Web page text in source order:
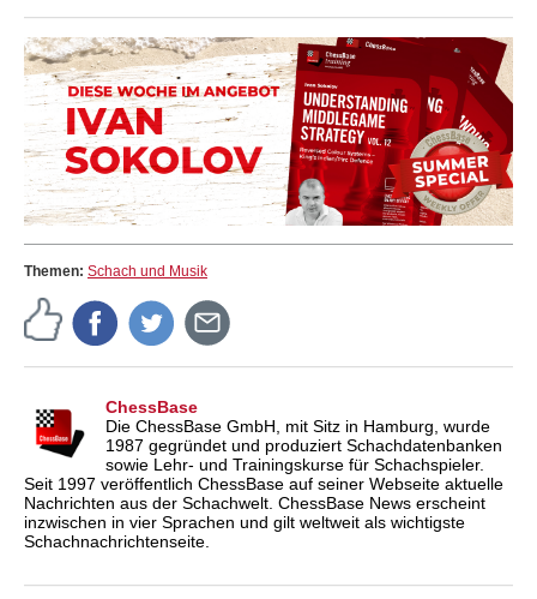
Themen: Schach und Musik
ChessBase
Die ChessBase GmbH, mit Sitz in Hamburg, wurde
1987 gegründet und produziert Schachdatenbanken
sowie Lehr- und Trainingskurse für Schachspieler.
Seit 1997 veröffentlich ChessBase auf seiner Webseite aktuelle
Nachrichten aus der Schachwelt. ChessBase News erscheint
inzwischen in vier Sprachen und gilt weltweit als wichtigste
Schachnachrichtenseite.